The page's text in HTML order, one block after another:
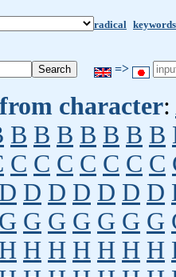
radical keywords
=>
character:
B B B B B B B
C C C C C C C
D D D D D D D
G G G G G G G
H H H H H H H